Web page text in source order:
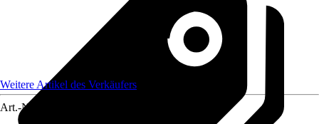
Weitere Artikel des Verkäufers
Art.-Nr.